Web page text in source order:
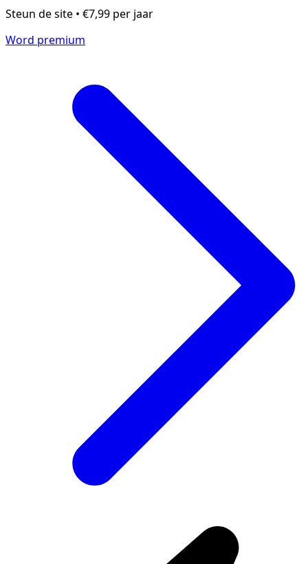
Steun de site • €7,99 per jaar
Word premium